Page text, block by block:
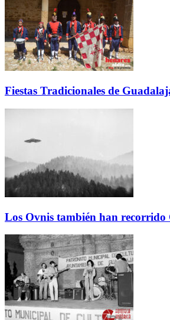
Fiestas Tradicionales de
Los Ovnis también han